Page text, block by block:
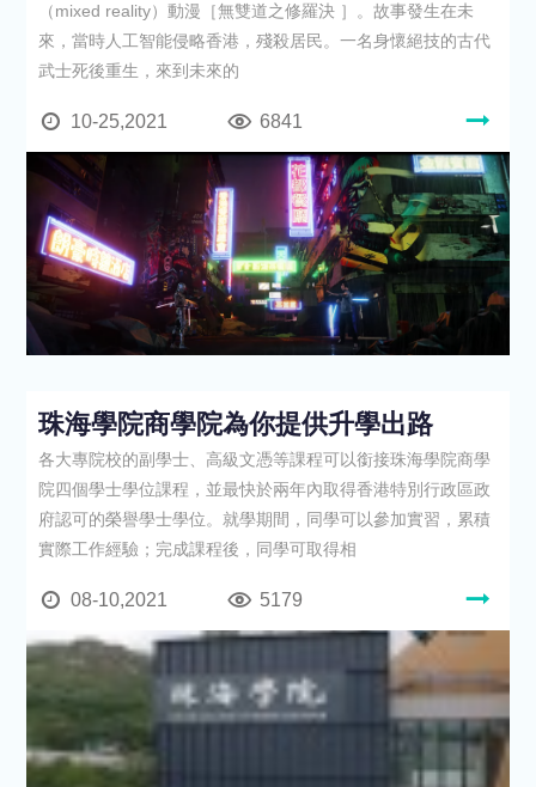
（mixed reality）動漫［無雙道之修羅決 ］。故事發生在未
來，當時人工智能侵略香港，殘殺居民。一名身懷絕技的古代
武士死後重生，來到未來的
10-25,2021 6841
珠海學院商學院為你提供升學出路
各大專院校的副學士、高級文憑等課程可以銜接珠海學院商學
院四個學士學位課程，並最快於兩年內取得香港特別行政區政
府認可的榮譽學士學位。就學期間，同學可以參加實習，累積
實際工作經驗；完成課程後，同學可取得相
08-10,2021 5179